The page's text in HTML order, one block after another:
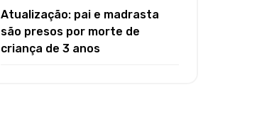
Atualização: pai e madrasta
são presos por morte de
criança de 3 anos